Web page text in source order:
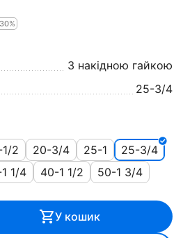
З накідною гайкою
25-3/4
2 20-3/4 25-1
25-3/4
1/4 40-1 1/2 50-1 3/4
У кошик